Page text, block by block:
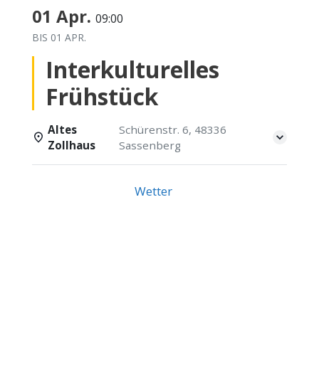
01 Apr. 09:00
BIS 01 APR.
Interkulturelles
Frühstück
Altes
Zollhaus
Schürenstr. 6, 48336
Sassenberg
Wetter